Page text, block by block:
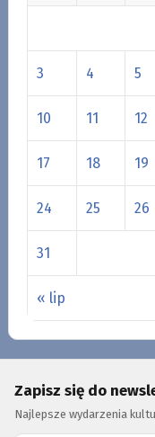
« lip
3 4 5
10 11 12
17 18 19
24 25 26
31
Zapisz się do
Najlepsze wydarzenia